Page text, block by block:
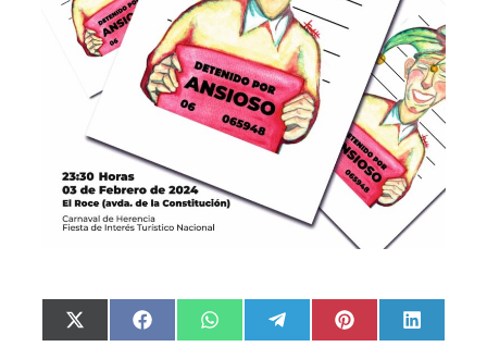
C
o
X
(
C
o
F
a
C
o
W
h
C
o
e
C
o
P
i
C
o
L
i